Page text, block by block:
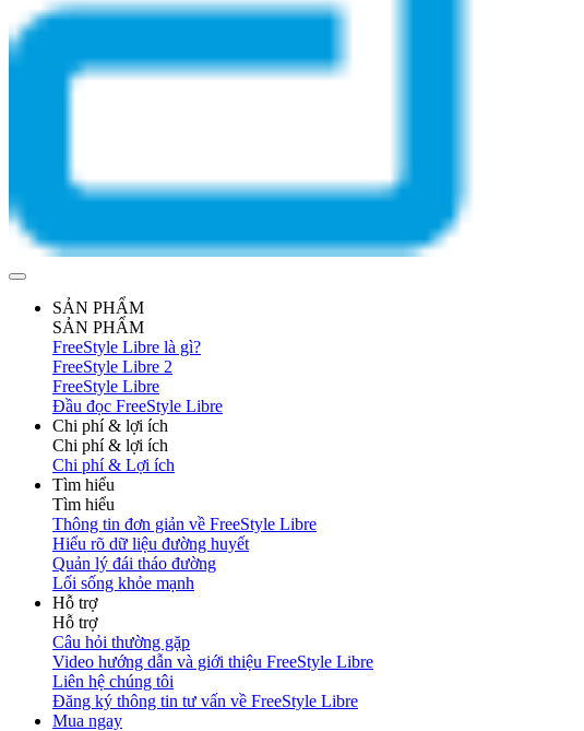
SẢN PHẨM
SẢN PHẨM
FreeStyle Libre là gì?
FreeStyle Libre 2
FreeStyle Libre
Đầu đọc FreeStyle Libre
Chi phí & lợi ích
Chi phí & lợi ích
Chi phí & Lợi ích
Tìm hiểu
Tìm hiểu
Thông tin đơn giản về FreeStyle Libre
Hiểu rõ dữ liệu đường huyết
Quản lý đái tháo đường
Lối sống khỏe mạnh
Hỗ trợ
Hỗ trợ
Câu hỏi thường gặp
Video hướng dẫn và giới thiệu FreeStyle Libre
Liên hệ chúng tôi
Đăng ký thông tin tư vấn về FreeStyle Libre
Mua ngay